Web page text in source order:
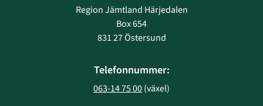
Region Jämtland Härjedalen
Box 654
831 27 Östersund
Telefonnummer:
063-14 75 00 (växel)